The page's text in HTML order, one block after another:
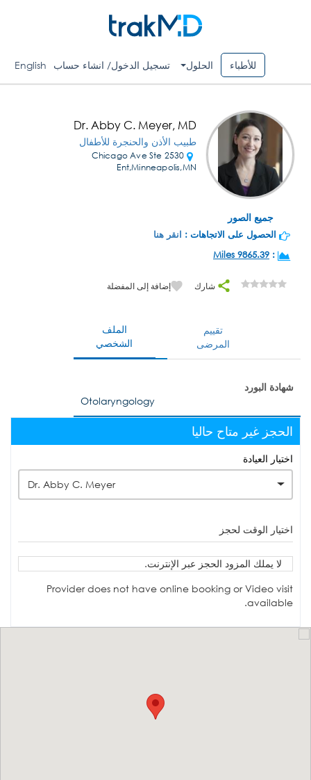
للأطباء الحلول تسجيل الدخول/ انشاء حساب English
جميع الصور
Dr. Abby C. Meyer, MD
طبيب الأذن والحنجرة للأطفال
2530 Chicago Ave Ste
Ent,Minneapolis,MN
الحصول على الاتجاهات : انقر هنا
:
9865.39 Miles
شارك إضافة إلى المفضلة
الملف
الشخصي
تقييم
المرضى
شهادة البورد
Otolaryngology
الحجز غير متاح حاليا
اختيار العيادة
Dr. Abby C. Meyer
اختيار الوقت لحجز
لا يملك المزود الحجز عبر الإنترنت.
Provider does not have online booking or Video visit
available.